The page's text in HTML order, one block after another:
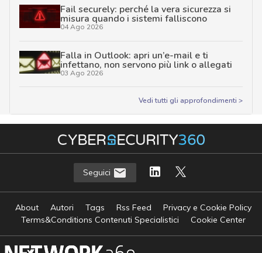
Fail securely: perché la vera sicurezza si
misura quando i sistemi falliscono
04 Ago 2026
Falla in Outlook: apri un’e-mail e ti
infettano, non servono più link o allegati
03 Ago 2026
Vedi tutti gli approfondimenti >
Seguici
About Autori Tags Rss Feed
Privacy e Cookie Policy
Terms&Conditions Contenuti Specialistici
Cookie Center